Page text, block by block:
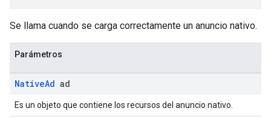
Se llama cuando se carga correctamente un anuncio nativo.
Parámetros
NativeAd ad
Es un objeto que contiene los recursos del anuncio nativo.